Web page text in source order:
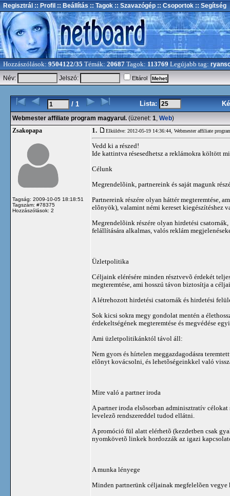
Regisztrál :: Profil :: Beállítás :: Tagok :: Szavazógép :: Csoportok :: Segítség
Hozzászólások: 9504122/35 Témák: 20687 Tagok: 113769 Legújabb tag:
Név:
Jelszó: Eltárol
/ 1 Lista:
Webmester affiliate program magyarul. (üzenet: 1, Web)
Zsakopapa
Tagság: 2009-10-05 18:18:51
Tagszám: #78375
Hozzászólások: 2
1. Elküldve: 2012-05-19 14:36:44, Webmester affiliate
Vedd ki a részed!
Ide kattintva résesedhetsz a reklámokra költött
Célunk
Megrendelõink, partnereink és saját magunk
Partnereink részére olyan háttér megteremtése,
elõnyök), valamint némi kereset kiegészítéshez
Megrendelõink részére olyan hirdetési
felállítására alkalmas, valós reklám
Üzletpolitika
Céljaink elérésére minden résztvevõ érdekét
megteremtése, ami hosszú távon biztosítja a
A létrehozott hirdetési csatornák és hirdetési
Sok kicsi sokra megy gondolat mentén a
érdekeltségének megteremtése és megvédése
Ami üzletpolitikánktól távol áll:
Nem gyors és hírtelen meggazdagodásra
elõnyt kovácsolni, és lehetõségeinkkel való
Mire való a partner iroda
A partner iroda elsõsorban adminisztratív
levelezõ rendszereddel tudod ellátni.
A promóció fül alatt elérhetõ (kezdetben csak
nyomkövetõ linkek hordozzák az igazi
A munka lényege
Minden partnerünk céljainak megfelelõen vegye